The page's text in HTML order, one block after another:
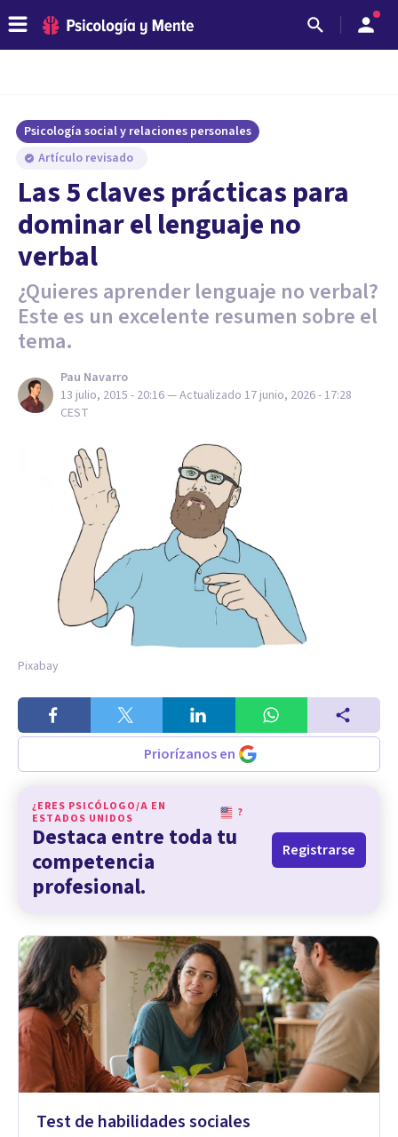
Psicología social y relaciones personales
Artículo revisado
Las 5 claves prácticas para
dominar el lenguaje no
verbal
¿Quieres aprender lenguaje no verbal?
Este es un excelente resumen sobre el
tema.
Pau Navarro
13 julio, 2015 - 20:16— Actualizado 17 junio, 2026 - 17:28
CEST
Pixabay
Priorízanos en
¿ERES PSICÓLOGO/A EN
ESTADOS UNIDOS
?
Destaca entre toda tu
competencia
profesional.
Registrarse
Test de habilidades sociales